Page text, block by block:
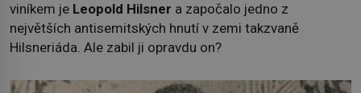
viníkem je Leopold Hilsner a započalo jedno z
největších antisemitských hnutí v zemi takzvaně
Hilsneriáda. Ale zabil ji opravdu on?